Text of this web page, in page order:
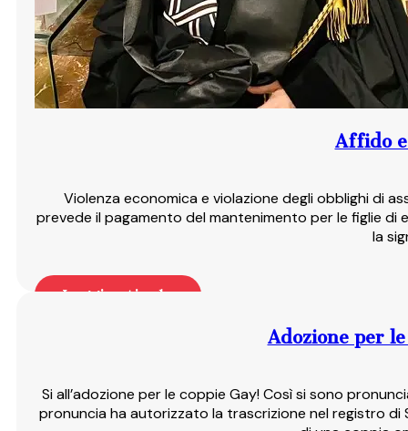
Affido
Violenza economica e violazione degli obblighi di
prevede il pagamento del mantenimento per le figlie di
la
Leggi articolo
Adozione per
Si all’adozione per le coppie Gay! Così si sono
pronuncia ha autorizzato la trascrizione nel registro di